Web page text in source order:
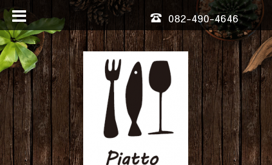
082-490-4646